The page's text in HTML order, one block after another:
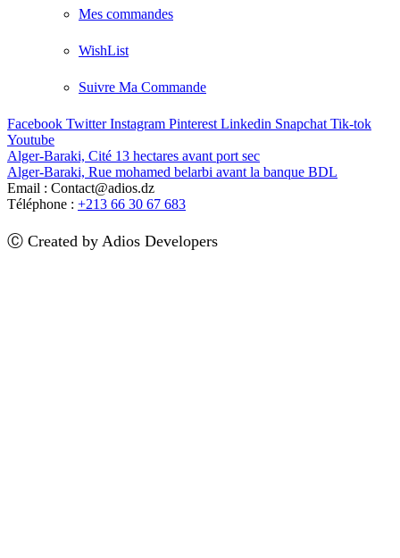
Mes commandes
WishList
Suivre Ma Commande
Facebook Twitter Instagram Pinterest Linkedin Snapchat Tik-tok
Youtube
Alger-Baraki, Cité 13 hectares avant port sec
Alger-Baraki, Rue mohamed belarbi avant la banque BDL
Email : Contact@adios.dz
Téléphone : +213 66 30 67 683
Ⓒ Created by Adios Developers